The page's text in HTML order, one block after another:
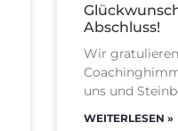
Abschluss!
Wir
uns und
WEITERLESEN »